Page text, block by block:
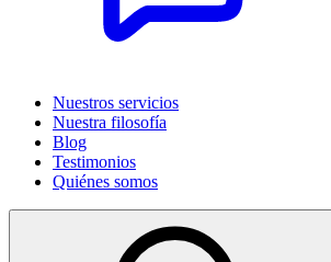
Nuestros servicios
Nuestra filosofía
Blog
Testimonios
Quiénes somos